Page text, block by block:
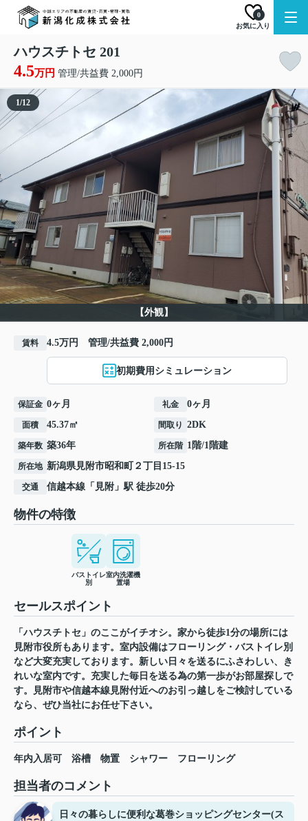
お気に入り
0
ハウスチトセ 201
4.5万円 管理/共益費 2,000円
【外観】
1/12
賃料 4.5万円 管理/共益費 2,000円
初期費用シミュレーション
保証金 0ヶ月 礼金 0ヶ月
面積 45.37㎡ 間取り 2DK
築年数 築36年 所在階 1階/1階建
所在地 新潟県見附市昭和町 ２丁目15-15
交通 信越本線 「 見附 」駅 徒歩20分
物件の特徴
バストイレ
別
室内洗濯機
置場
セールスポイント
「ハウスチトセ」のここがイチオシ。家から徒歩1分の場所には
見附市役所もあります。室内設備はフローリング・バストイレ別
など大変充実しております。新しい日々を送るにふさわしい、き
れいな室内です。充実した毎日を送る為の第一歩がお部屋探しで
す。見附市や信越本線見附付近へのお引っ越しをご検討している
なら、ぜひ当社にお任せ下さい。
ポイント
年内入居可 浴槽 物置 シャワー フローリング
担当者のコメント
日々の暮らしに便利な葛巻ショッピングセンター(ス